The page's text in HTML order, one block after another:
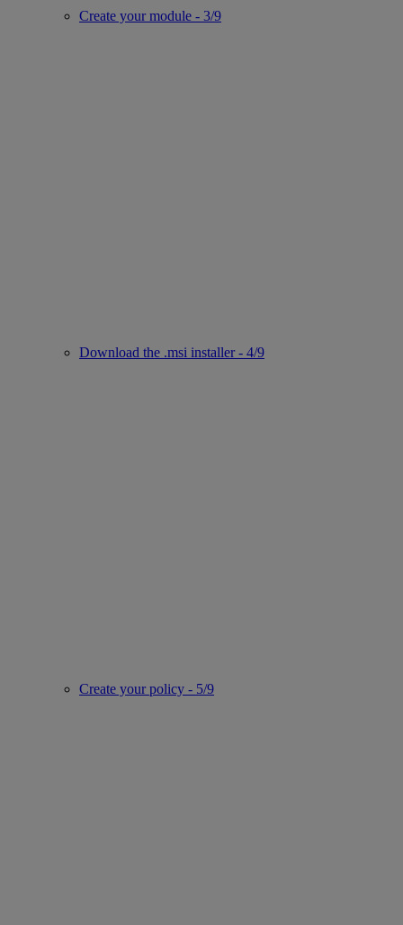
Create your module - 3/9
Download the .msi installer - 4/9
Create your policy - 5/9